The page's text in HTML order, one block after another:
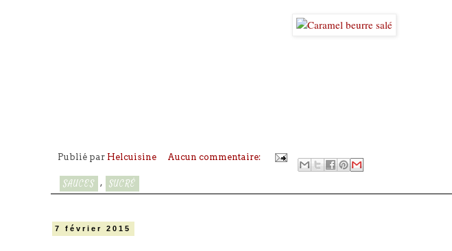
Publié par Helcuisine Aucun commentaire:
SAUCES , SUCRÉ
7 février 2015